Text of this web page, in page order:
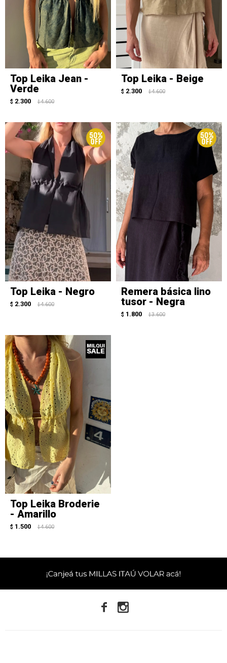
Top Leika Jean -
Verde
$ 2.300 $ 4.600
Top Leika - Beige
$ 2.300 $ 4.600
Top Leika - Negro
$ 2.300 $ 4.600
Remera básica lino
tusor - Negra
$ 1.800 $ 3.600
Top Leika Broderie
- Amarillo
$ 1.500 $ 4.600
 